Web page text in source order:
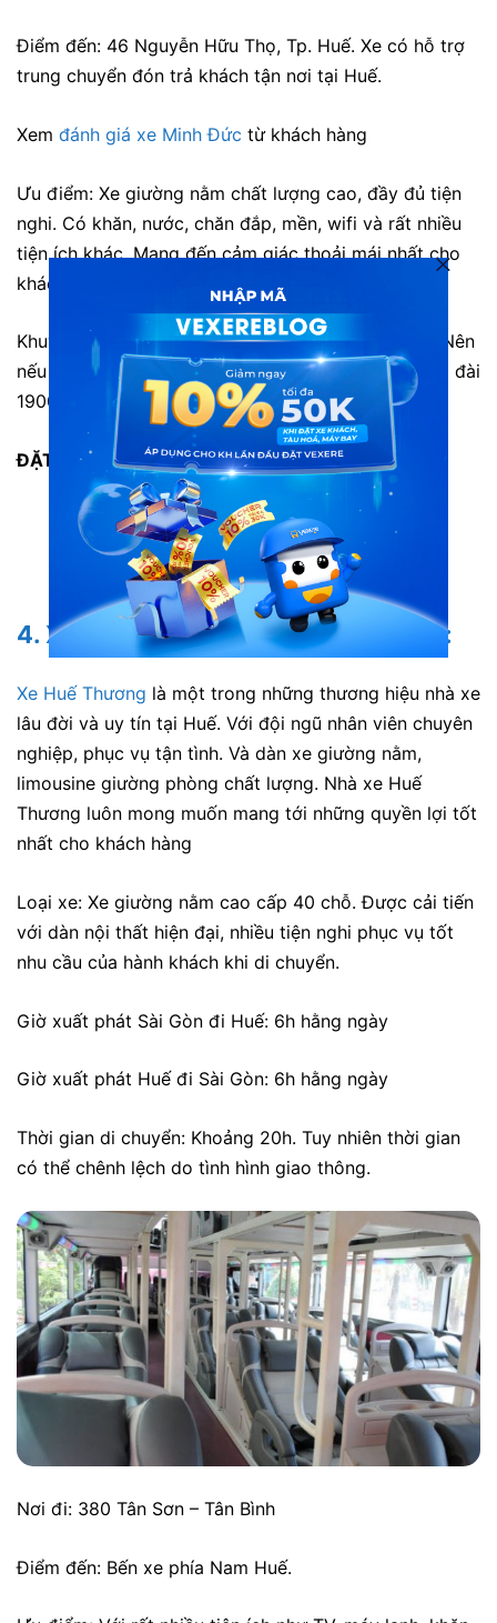
Điểm đến: 46 Nguyễn Hữu Thọ, Tp. Huế. Xe có hỗ trợ
trung chuyển đón trả khách tận nơi tại Huế.
Xem đánh giá xe Minh Đức từ khách hàng
Ưu điểm: Xe giường nằm chất lượng cao, đầy đủ tiện
nghi. Có khăn, nước, chăn đắp, mền, wifi và rất nhiều
tiện ích khác. Mang đến cảm giác thoải mái nhất cho
khách hàng.
Khuyết điểm: Mỗi ngày chỉ có 1 chuyến xe đi Huế. Nên
nếu muốn đặt được vé ở vị trí tốt, bạn cần gọi tổng đài
1900888684 đặt vé trước.
ĐẶT NGAY:
Vé xe Minh Đức đi Huế từ Sài Gòn
Vé xe Minh Đức từ Huế về Sài Gòn
4. Xe Huế Thương đi Huếtừ Sài Gòn:
Xe Huế Thương là một trong những thương hiệu nhà xe
lâu đời và uy tín tại Huế. Với đội ngũ nhân viên chuyên
nghiệp, phục vụ tận tình. Và dàn xe giường nằm,
limousine giường phòng chất lượng. Nhà xe Huế
Thương luôn mong muốn mang tới những quyền lợi tốt
nhất cho khách hàng
Loại xe: Xe giường nằm cao cấp 40 chỗ. Được cải tiến
với dàn nội thất hiện đại, nhiều tiện nghi phục vụ tốt
nhu cầu của hành khách khi di chuyển.
Giờ xuất phát Sài Gòn đi Huế: 6h hằng ngày
Giờ xuất phát Huế đi Sài Gòn: 6h hằng ngày
Thời gian di chuyển: Khoảng 20h. Tuy nhiên thời gian
có thể chênh lệch do tình hình giao thông.
Nơi đi: 380 Tân Sơn – Tân Bình
Điểm đến: Bến xe phía Nam Huế.